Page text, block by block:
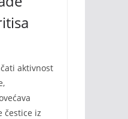
aktivnost
čestice iz